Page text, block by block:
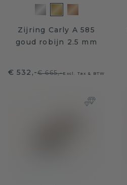
Zijring Carly A 585
goud robijn 2.5 mm
€ 532,-€ 665,-Excl. Tax & BTW